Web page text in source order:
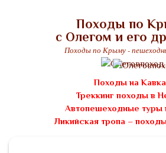
Походы по
с Олегом и его
Походы по Крыму -
Походы на
Треккинг походы в
Автопешеходные туры
Ликийская тропа –